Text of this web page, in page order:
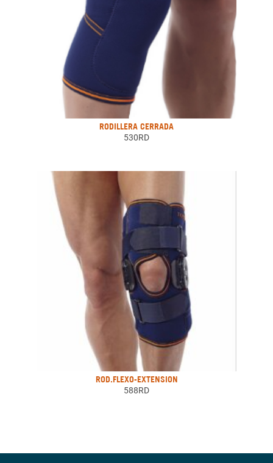
RODILLERA CERRADA
530RD
ROD.FLEXO-EXTENSION
588RD